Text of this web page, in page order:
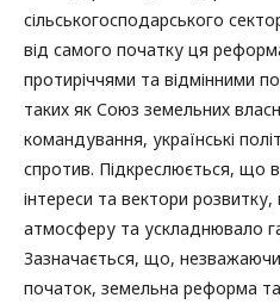
сільськогосподарського
від самого початку ця
протиріччями та відмінними
таких як Союз земельних
командування, українські
спротив. Підкреслюється, що
інтереси та вектори
атмосферу та ускладнювало
Зазначається, що,
початок, земельна реформа